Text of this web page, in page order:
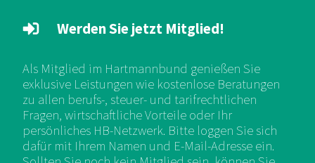
Werden Sie jetzt Mitglied!
Als Mitglied im Hartmannbund genießen Sie
exklusive Leistungen wie kostenlose Beratungen
zu allen berufs-, steuer- und tarifrechtlichen
Fragen, wirtschaftliche Vorteile oder Ihr
persönliches HB-Netzwerk. Bitte loggen Sie sich
dafür mit Ihrem Namen und E-Mail-Adresse ein.